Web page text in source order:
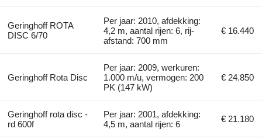
Geringhoff ROTA
DISC 6/70
Per jaar: 2010, afdekking:
4,2 m, aantal rijen: 6, rij-
afstand: 700 mm
€ 16.440
Geringhoff Rota Disc
Per jaar: 2009, werkuren:
1.000 m/u, vermogen: 200
PK (147 kW)
€ 24.850
Geringhoff rota disc -
rd 600f
Per jaar: 2001, afdekking:
4,5 m, aantal rijen: 6
€ 21.180